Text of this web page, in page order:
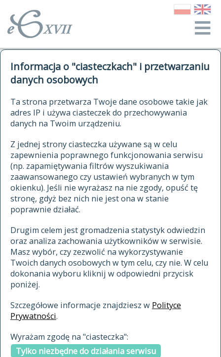
Informacja o "ciasteczkach" i przetwarzaniu
danych osobowych
Ta strona przetwarza Twoje dane osobowe takie jak
adres IP i używa ciasteczek do przechowywania
danych na Twoim urządzeniu.
Z jednej strony ciasteczka używane są w celu
zapewnienia poprawnego funkcjonowania serwisu
(np. zapamiętywania filtrów wyszukiwania
zaawansowanego czy ustawień wybranych w tym
okienku). Jeśli nie wyrażasz na nie zgody, opuść tę
stronę, gdyż bez nich nie jest ona w stanie
poprawnie działać.
Drugim celem jest gromadzenia statystyk odwiedzin
oraz analiza zachowania użytkowników w serwisie.
Masz wybór, czy zezwolić na wykorzystywanie
Twoich danych osobowych w tym celu, czy nie. W celu
dokonania wyboru kliknij w odpowiedni przycisk
poniżej.
Szczegółowe informacje znajdziesz w Polityce
Prywatności.
Wyrażam zgodę na "ciasteczka":
Tylko niezbędne do działania serwisu
autorzy Słownika
historia
publikacje
źródła
autorzy tekstów źródłowych
zasady opracowania
statystyki
najnowsze hasła
ostatnio zmodyfikowane hasła
materiały archiwalne
cytowanie
kontakt
kwerendy
jak cytować Słownik
ELEKTRONICZNY SŁOWNIK
JĘZYKA POLSKIEGO
XVII I XVIII WIEKU
znajdź hasła
zaczynające się od
indeksie